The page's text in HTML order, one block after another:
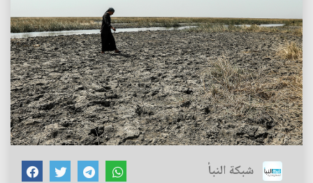
شبكة النبأ